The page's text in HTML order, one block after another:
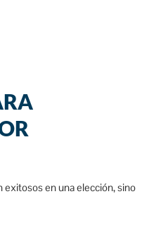
en una elección, sino